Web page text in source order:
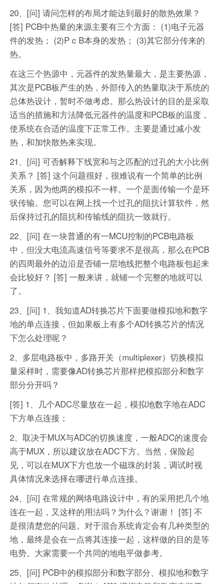
20、[问] 请问怎样的布局才能达到最好的散热效果？
[答] PCB中热量的来源主要有三个方面： (1)电子元器
件的发热； (2)P c B本身的发热； (3)其它部分传来的
热。
在这三个热源中，元器件的发热量最大，是主要热源，
其次是PCB板产生的热，外部传入的热量取决于系统的
总体热设计，暂时不做考虑。那么热设计的目的是采取
适当的措施和方法降低元器件的温度和PCB板的温度，
使系统在合适的温度下正常工作。主要是通过减小发
热，和加快散热来实现。
21、[问] 可否解释下线宽和与之匹配的过孔的大小比例
关系？ [答] 这个问题很好，很难说有一个简单的比例
关系，因为他两的模拟不一样。一个是面传输一个是环
状传输。您可以在网上找一个过孔的阻抗计算软件，然
后保持过孔的阻抗和传输线的阻抗一致就行。
22、[问] 在一块普通的有一MCU控制的PCB电路板
中，但没大电流高速信号等要求不是很高，那么在PCB
的四周最外的边沿是否铺一层地线把整个电路板包起来
会比较好？ [答] 一般来讲，就铺一个完整的地就可以
了。
23、[问] 1、我知道AD转换芯片下面要做模拟地和数字
地的单点连接，但如果板上有多个AD转换芯片的情况
下怎么处理呢？
2、多层电路板中，多路开关（multiplexer）切换模拟
量采样时，需要像AD转换芯片那样把模拟部分和数字
部分分开吗？
[答] 1、几个ADC尽量放在一起，模拟地数字地在ADC
下方单点连接；
2、取决于MUX与ADC的切换速度，一般ADC的速度会
高于MUX，所以建议放在ADC下方。当然，保险起
见，可以在MUX下方也放一个磁珠的封装，调试时视
具体情况来选择在哪进行单点连接。
24、[问] 在常规的网络电路设计中，有的采用把几个地
连在一起，又这样的用法吗？为什么？谢谢！ [答] 不
是很清楚您的问题。对于混合系统肯定会有几种类型的
地，最终是会在一点将其连接一起，这样做的目的是等
电势。大家需要一个共同的地电平做参考。
25、[问] PCB中的模拟部分和数字部分、模拟地和数字